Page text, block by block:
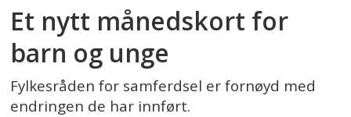
Et nytt månedskort for
barn og unge
Fylkesråden for samferdsel er fornøyd med
endringen de har innført.